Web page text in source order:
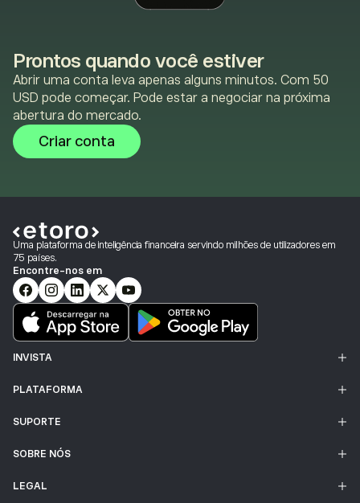
Prontos quando você estiver
Abrir uma conta leva apenas alguns minutos. Com 50
USD pode começar. Pode estar a negociar na próxima
abertura do mercado.
Criar conta
Uma plataforma de inteligência financeira servindo milhões de utilizadores em
75 países.
Encontre-nos em
INVISTA
PLATAFORMA
SUPORTE
SOBRE NÓS
LEGAL